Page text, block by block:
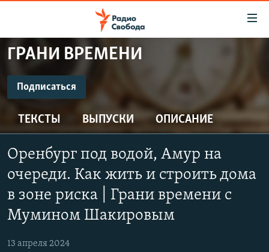
упрощенного
Вернуться
основному
содержанию
Вернутся
главной
навигации
Вернутся
поиску
ПРОГРАММЫ
ПОДКАСТЫ
МНЕНИЯ
КУЛЬТУРА
IDEL.РЕАЛИИ
КАВКАЗ.РЕАЛИИ
ГРАНИ ВРЕМЕНИ
Подписаться
ПОДПИСАТЬСЯ
CastBox
Подписаться
ТЕКСТЫ ВЫПУСКИ ОПИСАНИЕ
Оренбург под водой, Амур на
очереди. Как жить и строить дома
в зоне риска | Грани времени с
Мумином Шакировым
13 апреля 2024